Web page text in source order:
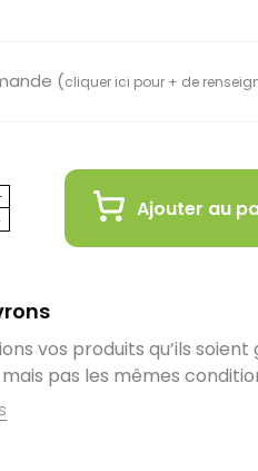
(cliquer ici pour + de
Ajouter au
vos produits qu’ils
pas les mêmes